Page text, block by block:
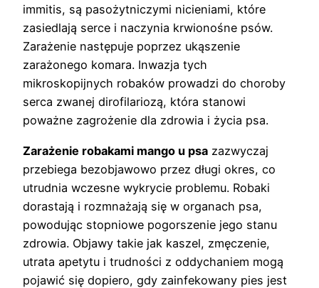
immitis, są pasożytniczymi nicieniami, które
zasiedlają serce i naczynia krwionośne psów.
Zarażenie następuje poprzez ukąszenie
zarażonego komara. Inwazja tych
mikroskopijnych robaków prowadzi do choroby
serca zwanej dirofilariozą, która stanowi
poważne zagrożenie dla zdrowia i życia psa.
Zarażenie robakami mango u psa zazwyczaj
przebiega bezobjawowo przez długi okres, co
utrudnia wczesne wykrycie problemu. Robaki
dorastają i rozmnażają się w organach psa,
powodując stopniowe pogorszenie jego stanu
zdrowia. Objawy takie jak kaszel, zmęczenie,
utrata apetytu i trudności z oddychaniem mogą
pojawić się dopiero, gdy zainfekowany pies jest